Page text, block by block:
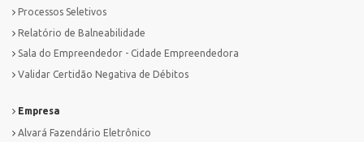
Processos Seletivos
Relatório de Balneabilidade
Sala do Empreendedor - Cidade Empreendedora
Validar Certidão Negativa de Débitos
Empresa
Alvará Fazendário Eletrônico